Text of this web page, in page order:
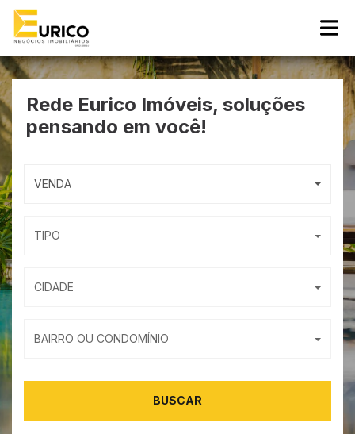
Rede Eurico Imóveis, soluções
pensando em você!
VENDA
TIPO
CIDADE
BAIRRO OU CONDOMÍNIO
BUSCAR